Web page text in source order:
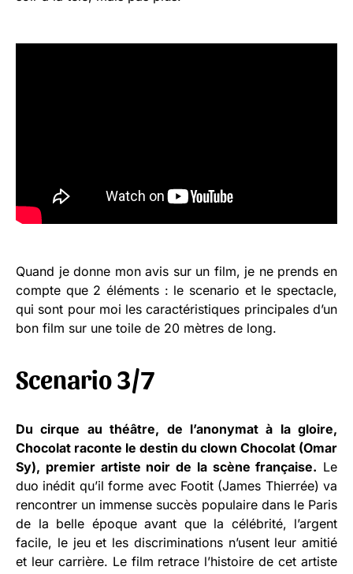
Quand je donne mon avis sur un film, je ne prends en
compte que 2 éléments : le scenario et le spectacle,
qui sont pour moi les caractéristiques principales d’un
bon film sur une toile de 20 mètres de long.
Scenario 3/7
Du cirque au théâtre, de l’anonymat à la gloire,
Chocolat raconte le destin du clown Chocolat (Omar
Sy), premier artiste noir de la scène française. Le
duo inédit qu’il forme avec Footit (James Thierrée) va
rencontrer un immense succès populaire dans le Paris
de la belle époque avant que la célébrité, l’argent
facile, le jeu et les discriminations n’usent leur amitié
et leur carrière. Le film retrace l’histoire de cet artiste